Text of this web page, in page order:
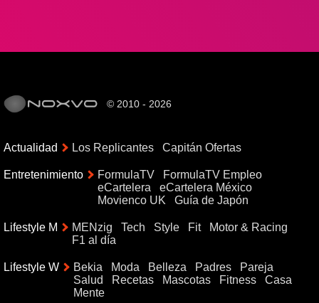
© 2010 - 2026
Actualidad Los Replicantes Capitán Ofertas
Entretenimiento FormulaTV
FormulaTV Empleo
eCartelera
eCartelera México
Movienco UK
Guía de Japón
Lifestyle M MENzig Tech Style Fit
Motor & Racing
F1 al día
Lifestyle W Bekia Moda Belleza Padres
Pareja
Salud
Recetas Mascotas Fitness
Casa
Mente